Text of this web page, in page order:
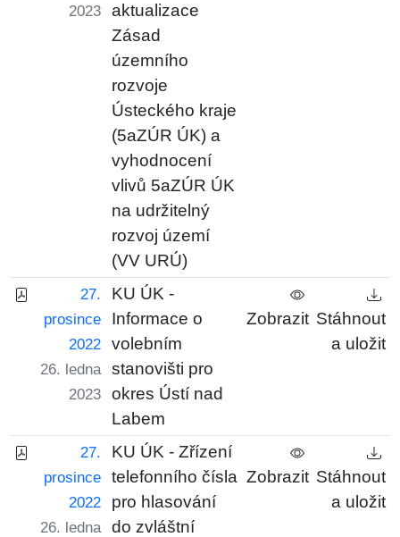
2023
aktualizace
Zásad
územního
rozvoje
Ústeckého kraje
(5aZÚR ÚK) a
vyhodnocení
vlivů 5aZÚR ÚK
na udržitelný
rozvoj území
(VV URÚ)
27.
prosince
2022
26. ledna
2023
KU ÚK -
Informace o
volebním
stanovišti pro
okres Ústí nad
Labem
Zobrazit Stáhnout
a uložit
27.
prosince
2022
26. ledna
KU ÚK - Zřízení
telefonního čísla
pro hlasování
do zvláštní
Zobrazit Stáhnout
a uložit